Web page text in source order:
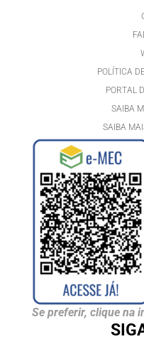
POLÍTICA
PORTAL
SAIBA
SAIBA
Se preferir, clique na